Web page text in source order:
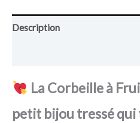
Description
La Corbeille à
petit bijou tressé